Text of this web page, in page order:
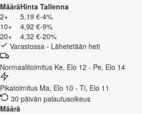
MääräHinta Tallenna
2+
5,19 €-4%
10+
4,92 €-9%
20+
4,32 €-20%
Varastossa - Lähetetään heti
Normaalitoimitus Ke, Elo 12 - Pe, Elo 14
Pikatoimitus Ma, Elo 10 - Ti, Elo 11
30 päivän palautusoikeus
Määrä